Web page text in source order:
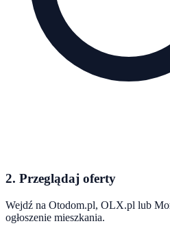
2. Przeglądaj oferty
Wejdź na Otodom.pl, OLX.pl lub
ogłoszenie mieszkania.